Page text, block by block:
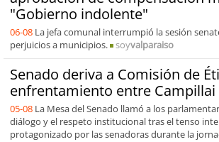
"Gobierno indolente"
06-08 La jefa comunal interrumpió la sesión
perjuicios a municipios.
soyvalparaiso
Senado deriva a Comisión de
enfrentamiento entre Campillai
05-08 La Mesa del Senado llamó a los
diálogo y el respeto institucional tras el tenso
protagonizado por las senadoras durante la